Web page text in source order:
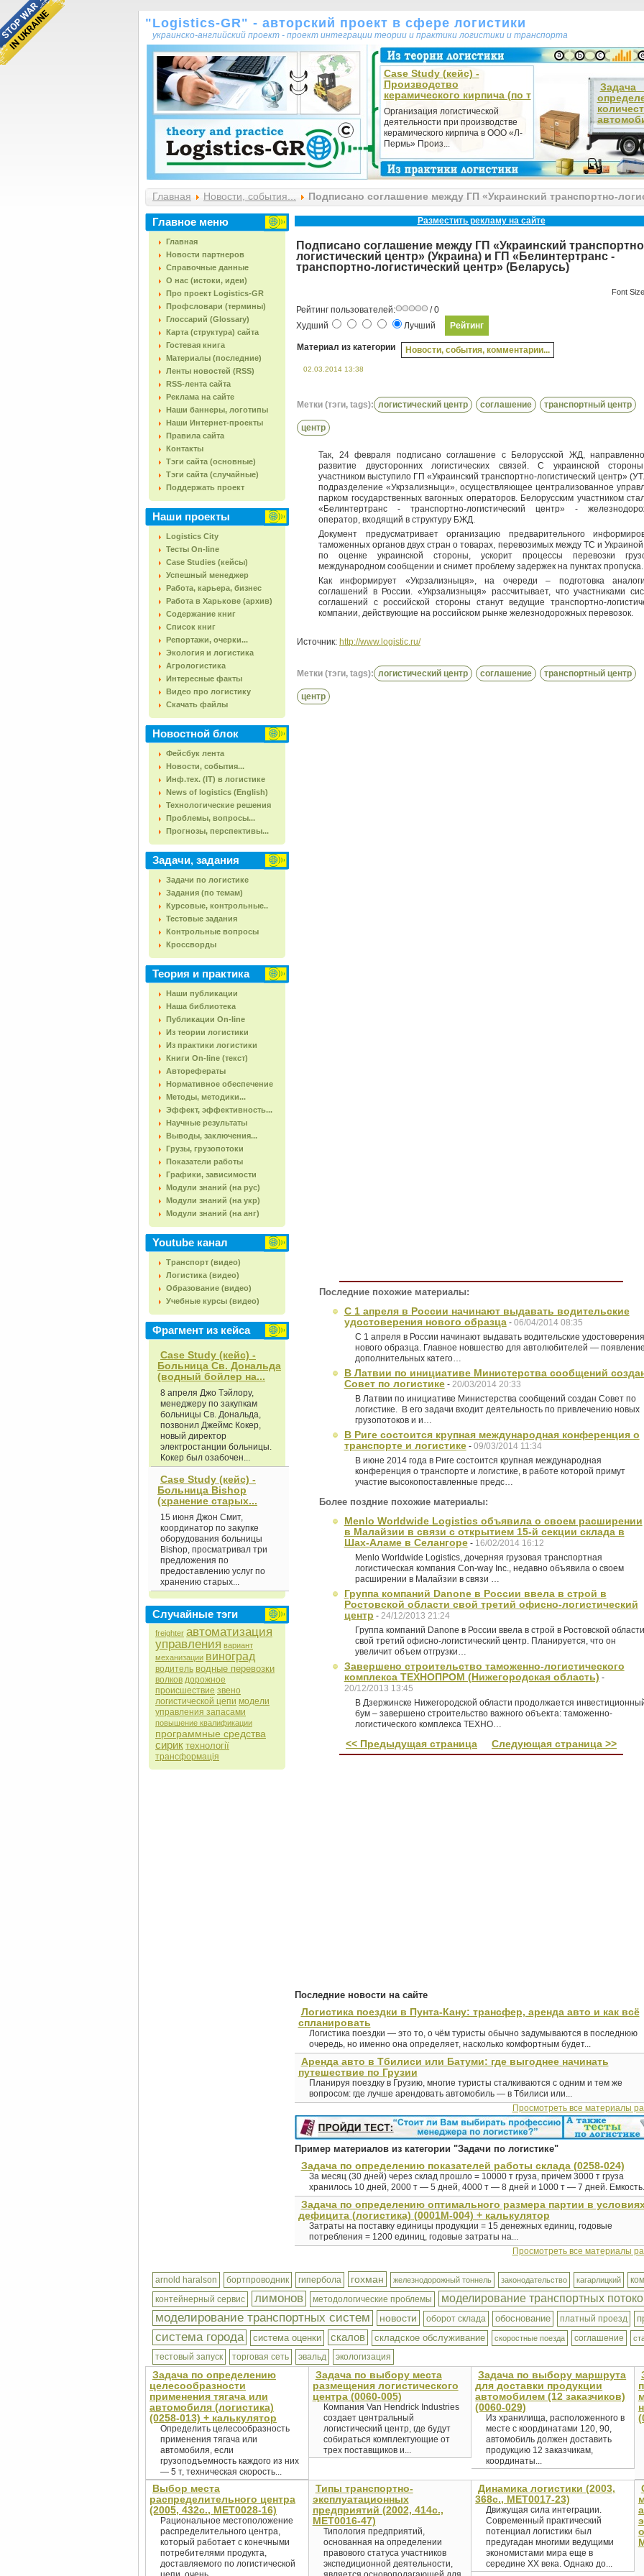
"Logistics-GR" - авторский проект в сфере логистики
украинско-английский проект - проект интеграции теории и практики логистики и транспорта
Case Study (кейс) -
Производство
керамического кирпича (по т
Организация логистической
деятельности при производстве
керамического кирпича в ООО «Л-
Пермь» Произ...
Главная Новости, события...
Подписано соглашение между ГП «Украинский транспортно-
«Белинтертранс - транспортно-логистический центр» (Беларусь)
Главное меню
Главная
Новости партнеров
Справочные данные
О нас (истоки, идеи)
Про проект Logistics-GR
Профсловари (термины)
Глоссарий (Glossary)
Карта (структура) сайта
Гостевая книга
Материалы (последние)
Ленты новостей (RSS)
RSS-лента сайта
Реклама на сайте
Наши баннеры, логотипы
Наши Интернет-проекты
Правила сайта
Контакты
Тэги сайта (основные)
Тэги сайта (случайные)
Поддержать проект
Наши проекты
Logistics City
Тесты On-line
Case Studies (кейсы)
Успешный менеджер
Работа, карьера, бизнес
Работа в Харькове (архив)
Содержание книг
Список книг
Репортажи, очерки...
Экология и логистика
Агрологистика
Интересные факты
Видео про логистику
Скачать файлы
Новостной блок
Фейсбук лента
Новости, события...
Инф.тех. (IT) в логистике
News of logistics (English)
Технологические решения
Проблемы, вопросы...
Прогнозы, перспективы...
Задачи, задания
Задачи по логистике
Задания (по темам)
Курсовые, контрольные..
Тестовые задания
Контрольные вопросы
Кроссворды
Теория и практика
Наши публикации
Наша библиотека
Публикации On-line
Из теории логистики
Из практики логистики
Книги On-line (текст)
Авторефераты
Нормативное обеспечение
Методы, методики...
Эффект, эффективность...
Научные результаты
Выводы, заключения...
Грузы, грузопотоки
Показатели работы
Графики, зависимости
Модули знаний (на рус)
Модули знаний (на укр)
Модули знаний (на анг)
Youtube канал
Транспорт (видео)
Логистика (видео)
Образование (видео)
Учебные курсы (видео)
Фрагмент из кейса
Case Study (кейс) -
Больница Св. Дональда
(водный бойлер на...
8 апреля Джо Тэйлору,
менеджеру по закупкам
больницы Св. Дональда,
позвонил Джеймс Кокер,
новый директор
электростанции больницы.
Кокер был озабочен...
Case Study (кейс) -
Больница Bishop
(хранение старых...
15 июня Джон Смит,
координатор по закупке
оборудования больницы
Bishop, просматривал три
предложения по
предоставлению услуг по
хранению старых...
Случайные тэги
freighter автоматизация
управления вариант
механизации виноград
водитель водные перевозки
волков дорожное
происшествие звено
логистической цепи модели
управления запасами
повышение квалификации
программные средства
сирик технології
трансформація
Разместить рекламу на сайте
Подписано соглашение между ГП «Украинский
логистический центр» (Украина) и ГП «Белинтертранс -
транспортно-логистический центр» (Беларусь)
Font Size
Рейтинг пользователей:
/ 0
Худший
Лучший
Материал из категории Новости, события, комментарии...
02.03.2014 13:38
Метки (тэги, tags): логистический центр соглашение транспортный центр
центр
Так, 24 февраля подписано соглашение с Белорусской ЖД,
развитие двусторонних логистических связей. С украинской
участником выступило ГП «Украинский транспортно-логистический центр»
подразделение «Укрзализныци», осуществляющее централизованное
парком государственных вагонных операторов. Белорусским участником
«Белинтертранс - транспортно-логистический центр» -
оператор, входящий в структуру БЖД.
Документ предусматривает организацию предварительного
таможенных органов двух стран о товарах, перевозимых между ТС и
по оценке украинской стороны, ускорит процессы перевозки
международном сообщении и снимет проблему задержек на пунктах
Как информирует «Укрзализныця», на очереди – подготовка
соглашений в России. «Укрзализныця» рассчитывает, что участниками
соглашений с российской стороны станут ведущие транспортно-
компании, действующие на российском рынке железнодорожных перевозок.
Источник: http://www.logistic.ru/
Метки (тэги, tags): логистический центр соглашение транспортный центр
центр
Последние похожие материалы:
С 1 апреля в России начинают выдавать водительские
удостоверения нового образца- 06/04/2014 08:35
С 1 апреля в России начинают выдавать водительские удостоверения
нового образца. Главное новшество для автолюбителей —
дополнительных катего…
В Латвии по инициативе Министерства сообщений
Совет по логистике- 20/03/2014 20:33
В Латвии по инициативе Министерства сообщений создан Совет по
логистике. В его задачи входит деятельность по привлечению новых
грузопотоков и и…
В Риге состоится крупная международная конференция о
транспорте и логистике- 09/03/2014 11:34
В июне 2014 года в Риге состоится крупная международная
конференция о транспорте и логистике, в работе которой примут
участие высокопоставленные предс…
Более поздние похожие материалы:
Menlo Worldwide Logistics объявила о своем расширении
в Малайзии в связи с открытием 15-й секции склада в
Шах-Аламе в Селангоре- 16/02/2014 16:12
Menlo Worldwide Logistics, дочерняя грузовая транспортная
логистическая компания Con-way Inc., недавно объявила о своем
расширении в Малайзии в связи …
Группа компаний Danone в России ввела в строй в
Ростовской области свой третий офисно-логистический
центр - 24/12/2013 21:24
Группа компаний Danone в России ввела в строй в Ростовской области
свой третий офисно-логистический центр. Планируется, что он
увеличит объем отгрузки…
Завершено строительство таможенно-логистического
комплекса ТЕХНОПРОМ (Нижегородская область) -
20/12/2013 13:45
В Дзержинске Нижегородской области продолжается
бум – завершено строительство важного объекта: таможенно-
логистического комплекса ТЕХНО…
<< Предыдущая страница Следующая страница >>
Последние новости на сайте
Логистика поездки в Пунта-Кану: трансфер, аренда авто и как всё
спланировать
Логистика поездки — это то, о чём туристы обычно задумываются в последнюю
очередь, но именно она определяет, насколько комфортным будет...
Аренда авто в Тбилиси или Батуми: где выгоднее начинать
путешествие по Грузии
Планируя поездку в Грузию, многие туристы сталкиваются с одним и тем же
вопросом: где лучше арендовать автомобиль — в Тбилиси или...
Просмотреть все материалы
Пример материалов из категории "Задачи по логистике"
Задача по определению показателей работы склада (0258-024)
За месяц (30 дней) через склад прошло = 10000 т груза, причем 3000 т груза
хранилось 10 дней, 2000 т — 5 дней, 4000 т — 8 дней и 1000 т — 7 дней.
Задача по определению оптимального размера партии в
дефицита (логистика) (0001М-004) + калькулятор
Затраты на поставку единицы продукции = 15 денежных единиц, годовые
потребления = 1200 единиц, годовые затраты на...
Просмотреть все материалы
arnold haralson бортпроводник гипербола гохман железнодорожный тоннель законодательство кагарлицкий
контейнерный сервис
лимонов методологические проблемы моделирование транспортных
моделирование транспортных систем новости оборот склада обоснование платный проезд
система города система оценки скалов складское обслуживание скоростные поезда соглашение
тестовый запуск торговая сеть эвальд экологизация
Задача по определению
целесообразности
применения тягача или
автомобиля (логистика)
(0258-013) + калькулятор
Определить целесообразность
применения тягача или
автомобиля, если
грузоподъемность каждого из них
— 5 т, техническая скорость...
Задача по выбору места
размещения логистического
центра (0060-005)
Компания Van Hendrick Industries
создает центральный
логистический центр, где будут
собираться комплектующие от
трех поставщиков и...
Задача по выбору маршрута
для доставки продукции
автомобилем (12 заказчиков)
(0060-029)
Из хранилища, расположенного в
месте с координатами 120, 90,
автомобиль должен доставить
продукцию 12 заказчикам,
координаты...
Выбор места
распределительного центра
(2005, 432с., MET0028-16)
Рациональное местоположение
распределительного центра,
который работает с конечными
потребителями продукта,
доставляемого по логистической
Типы транспортно-
эксплуатационных
предприятий (2002, 414с.,
MET0016-47)
Типология предприятий,
основанная на определении
правового статуса участников
экспедиционной деятельности,
Динамика логистики (2003,
368с., MET0017-23)
Движущая сила интеграции.
Современный практический
потенциал логистики был
предугадан многими ведущими
экономистами мира еще в
середине XX века. Однако до...